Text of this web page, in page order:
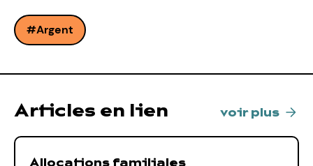
Argent
Articles en lien voir plus
Allocations familiales